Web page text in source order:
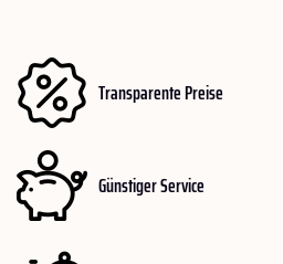
Transparente Preise
Günstiger Service